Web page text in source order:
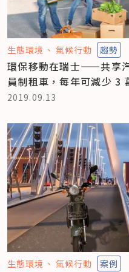
生態環境 氣候行動 趨勢
環保移動在瑞士——共享
員制租車，每年可減少 3
2019.09.13
生態環境 氣候行動 案例